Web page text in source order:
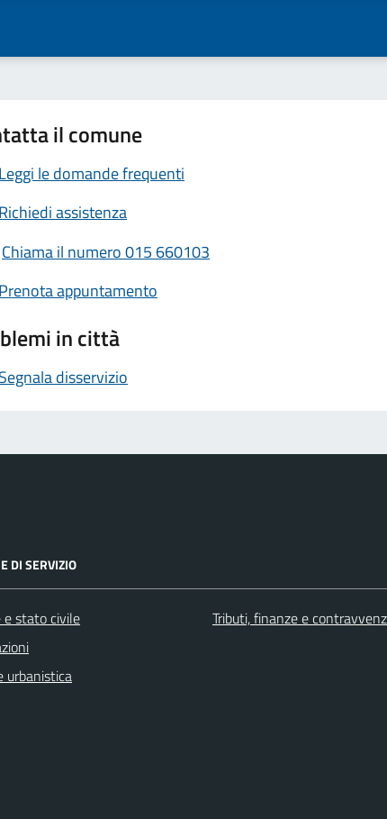
il comune
Leggi le domande frequenti
Richiedi assistenza
Chiama il numero 015 660103
Prenota appuntamento
in città
Segnala disservizio
DI SERVIZIO
e stato civile
urbanistica
Tributi, finanze e